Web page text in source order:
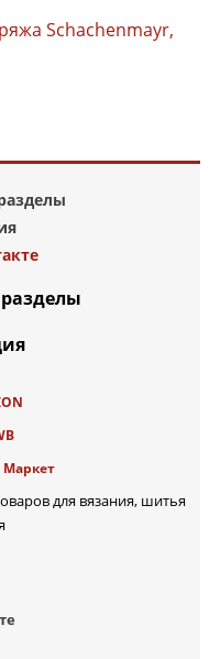
Schachenmayr,
для вязания, шитья